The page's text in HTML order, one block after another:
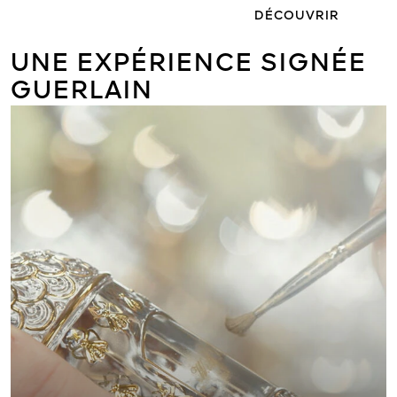
DÉCOUVRIR
UNE EXPÉRIENCE SIGNÉE
GUERLAIN